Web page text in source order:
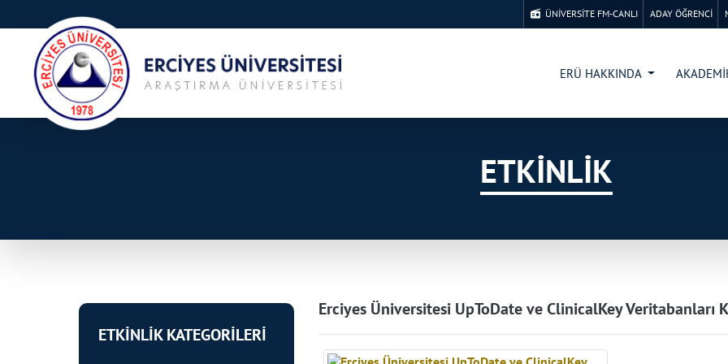
ÜNİVERSİTE FM-CANLI ADAY ÖĞRENCİ
ERÜ HAKKINDA
ETKİNLİK
ETKİNLİK KATEGORİLERİ
Erciyes Üniversitesi UpToDate ve ClinicalKey Veritabanları